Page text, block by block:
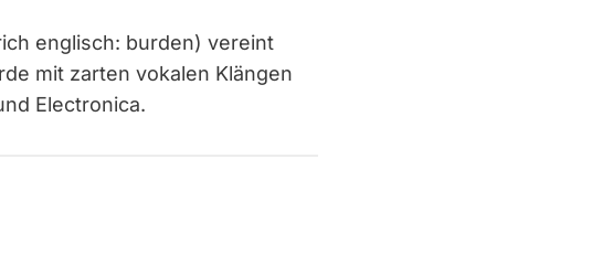
englisch: burden) vereint
mit zarten vokalen Klängen
Electronica.